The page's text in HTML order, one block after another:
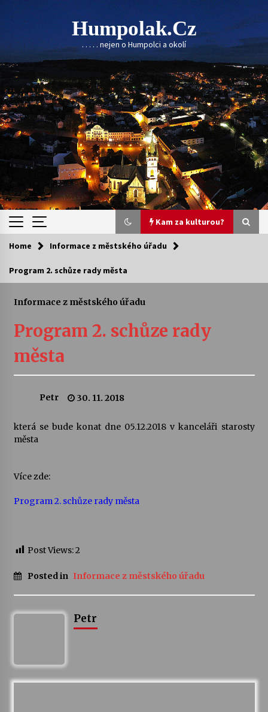
Skip
to
content
Humpolak.cz
. . . . . nejen o Humpolci a okolí
Kam za kulturou?
Kam za kulturou?
Sukuba Ensemble
Vernisáž výstavy Josefíny Duškové: Stávám se
Veselí muzikanti
Letní koncerty ve Stromovce: Kolchoz a
23. 7. 2026
Letní koncerty ve Stromovce: Rufus Miller
22. 7. 2026
17. 7. 2026
Home Informace z městského úřadu
Program 2. schůze rady města
Informace z městského úřadu
Program 2. schůze rady
města
Petr 30. 11. 2018
která se bude konat dne 05.12.2018 v kanceláři starosty
města
Více zde:
Program 2. schůze rady města
Post Views:2
Posted in Informace z městského úřadu
Petr